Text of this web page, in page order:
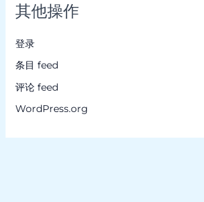
其他操作
登录
条目 feed
评论 feed
WordPress.org